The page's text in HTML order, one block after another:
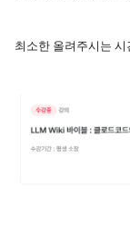
최소한 올려주시는